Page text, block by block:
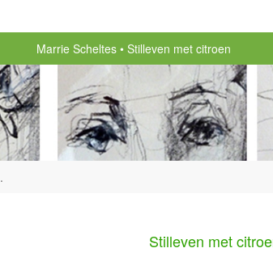
Marrie Scheltes Stilleven met citroen
.
Stilleven met